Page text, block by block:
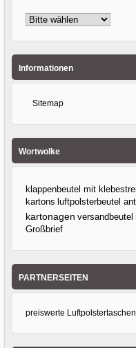
Informationen
Sitemap
Wortwolke
klappenbeutel mit
kartons luftpolsterbeutel
kartonagen versandbeutel
Großbrief
PARTNERSEITEN
preiswerte Luftpolstertaschen